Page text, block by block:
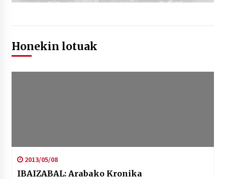
Honekin lotuak
2013/05/08
IBAIZABAL: Arabako Kronika